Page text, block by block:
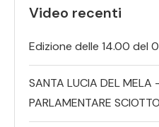
Video recenti
Edizione delle 14.00 del
SANTA LUCIA DEL MELA
PARLAMENTARE SCIOTTO